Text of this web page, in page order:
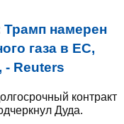
Трамп намерен
газа в ЕС,
- Reuters
контракт
Дуда.